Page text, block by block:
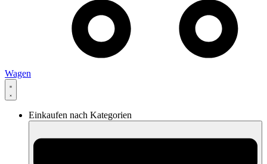
Wagen
Einkaufen nach Kategorien